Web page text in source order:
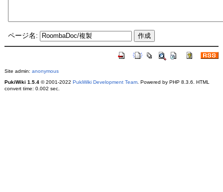
ページ名:
Site admin: anonymous
PukiWiki 1.5.4© 2001-2022 PukiWiki Development Team. Powered by PHP 8.3.6. HTML
convert time: 0.002 sec.